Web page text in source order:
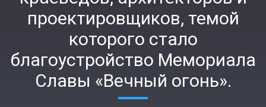
проектировщиков, темой
которого стало
благоустройство Мемориала
Славы «Вечный огонь».